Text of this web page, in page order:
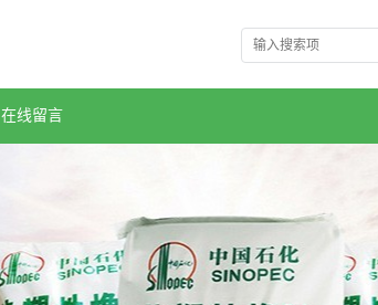
在线留言